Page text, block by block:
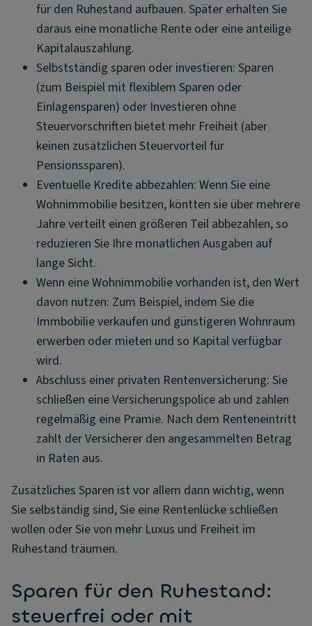
für den Ruhestand aufbauen. Später erhalten Sie
daraus eine monatliche Rente oder eine anteilige
Kapitalauszahlung.
Selbstständig sparen oder investieren: Sparen
(zum Beispiel mit flexiblem Sparen oder
Einlagensparen) oder Investieren ohne
Steuervorschriften bietet mehr Freiheit (aber
keinen zusätzlichen Steuervorteil für
Pensionssparen).
Eventuelle Kredite abbezahlen: Wenn Sie eine
Wohnimmobilie besitzen, köntten sie über mehrere
Jahre verteilt einen größeren Teil abbezahlen, so
reduzieren Sie Ihre monatlichen Ausgaben auf
lange Sicht.
Wenn eine Wohnimmobilie vorhanden ist, den Wert
davon nutzen: Zum Beispiel, indem Sie die
Immbobilie verkaufen und günstigeren Wohnraum
erwerben oder mieten und so Kapital verfügbar
wird.
Abschluss einer privaten Rentenversicherung: Sie
schließen eine Versicherungspolice ab und zahlen
regelmäßig eine Prämie. Nach dem Renteneintritt
zahlt der Versicherer den angesammelten Betrag
in Raten aus.
Zusätzliches Sparen ist vor allem dann wichtig, wenn
Sie selbständig sind, Sie eine Rentenlücke schließen
wollen oder Sie von mehr Luxus und Freiheit im
Ruhestand träumen.
Sparen für den Ruhestand:
steuerfrei oder mit